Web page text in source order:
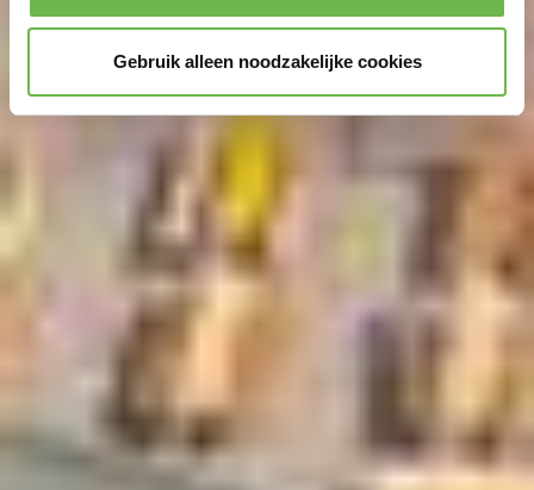
Gebruik alleen noodzakelijke cookies